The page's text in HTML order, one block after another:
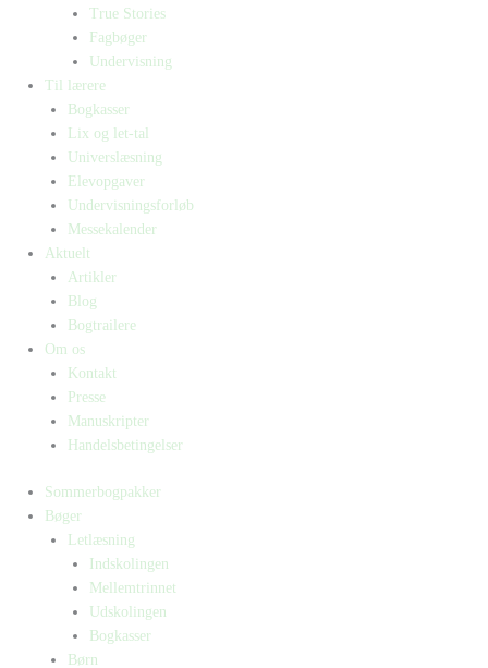
True Stories
Fagbøger
Undervisning
Til lærere
Bogkasser
Lix og let-tal
Universlæsning
Elevopgaver
Undervisningsforløb
Messekalender
Aktuelt
Artikler
Blog
Bogtrailere
Om os
Kontakt
Presse
Manuskripter
Handelsbetingelser
Sommerbogpakker
Bøger
Letlæsning
Indskolingen
Mellemtrinnet
Udskolingen
Bogkasser
Børn